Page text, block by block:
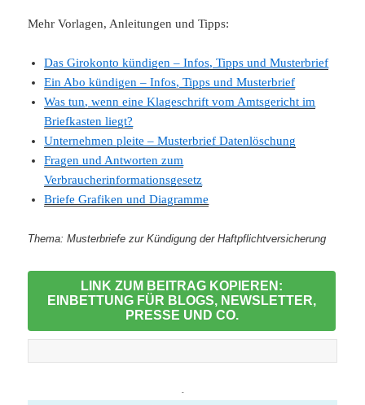
Mehr Vorlagen, Anleitungen und Tipps:
Das Girokonto kündigen – Infos, Tipps und Musterbrief
Ein Abo kündigen – Infos, Tipps und Musterbrief
Was tun, wenn eine Klageschrift vom Amtsgericht im
Briefkasten liegt?
Unternehmen pleite – Musterbrief Datenlöschung
Fragen und Antworten zum
Verbraucherinformationsgesetz
Briefe Grafiken und Diagramme
Thema: Musterbriefe zur Kündigung der Haftpflichtversicherung
LINK ZUM BEITRAG KOPIEREN:
EINBETTUNG FÜR BLOGS, NEWSLETTER,
PRESSE UND CO.
-